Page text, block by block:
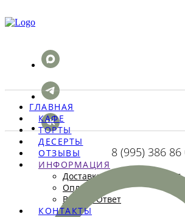
8 (995) 386 86
8 (993) 742
ГЛАВНАЯ
КАФЕ
ТОРТЫ
ДЕСЕРТЫ
ОТЗЫВЫ
ИНФОРМАЦИЯ
Доставка
Оплата
Вопрос-Ответ
КОНТАКТЫ